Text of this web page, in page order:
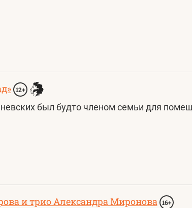
12+
был будто членом семьи для
и трио Александра Миронова 16+